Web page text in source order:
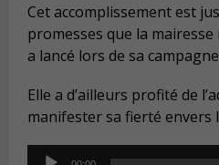
Cet accomplissement est
promesses que la
a lancé lors de sa
Elle a d’ailleurs profité de
manifester sa fierté envers
Audio